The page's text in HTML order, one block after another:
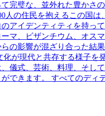
完璧な、並外れた豊かさ
人の住民を抱えるこの国は
アイデンティティを持っ
マ、ビザンチウム、オス
の影響が混ざり合った結
が現代と共存する様子を
儀式、芸術、料理、そし
できます。 すべてのディ